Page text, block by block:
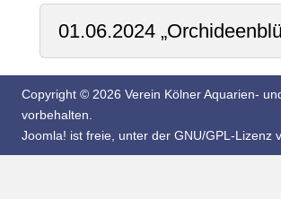
01.06.2024
Copyright © 2026 Verein Kölner Aquarien-
vorbehalten.
Joomla! ist freie, unter der GNU/GPL-Lizenz